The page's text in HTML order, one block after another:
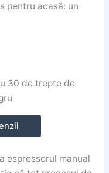
pentru acasă: un
espressorul manual